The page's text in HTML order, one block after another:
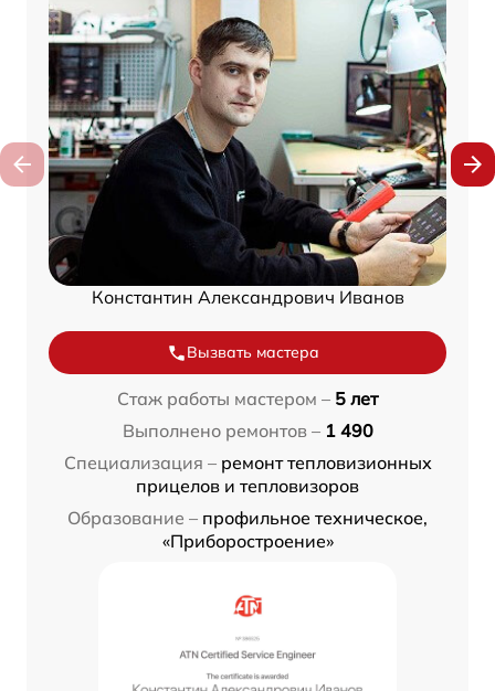
Константин Александрович Иванов
Вызвать мастера
Стаж работы мастером – 5 лет
Выполнено ремонтов – 1 490
Специализация – ремонт тепловизионных
прицелов и тепловизоров
Образование – профильное техническое,
«Приборостроение»